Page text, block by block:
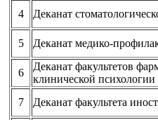
4
Деканат
5
Деканат медико-
6
Деканат факультетов
клинической психологии
7
Деканат факультета